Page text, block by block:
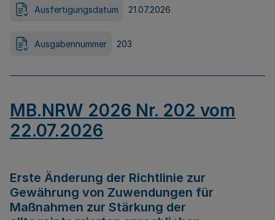
Ausfertigungsdatum 21.07.2026
Ausgabennummer 203
MB.NRW 2026 Nr. 202 vom
22.07.2026
Erste Änderung der Richtlinie zur
Gewährung von Zuwendungen für
Maßnahmen zur Stärkung der